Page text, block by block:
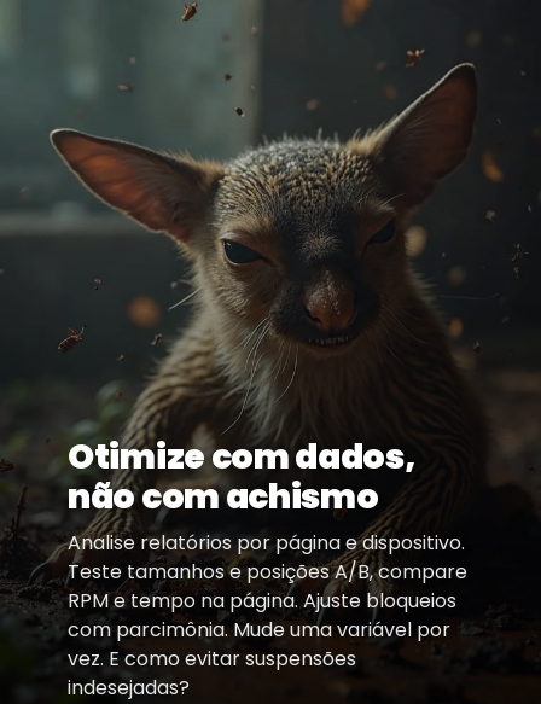
Otimize com dados,
não com achismo
Analise relatórios por página e dispositivo.
Teste tamanhos e posições A/B, compare
RPM e tempo na página. Ajuste bloqueios
com parcimônia. Mude uma variável por
vez. E como evitar suspensões
indesejadas?